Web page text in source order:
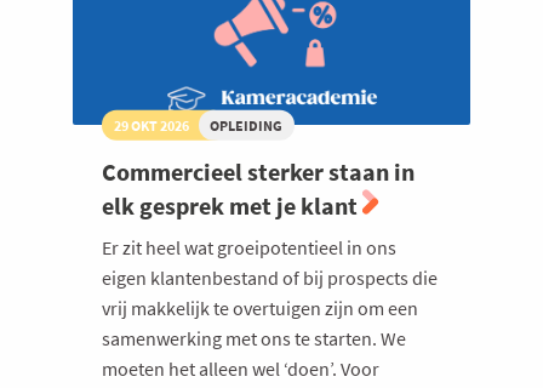
29 OKT 2026 OPLEIDING
Commercieel sterker staan in
elk gesprek met je klant
Er zit heel wat groeipotentieel in ons
eigen klantenbestand of bij prospects die
vrij makkelijk te overtuigen zijn om een
samenwerking met ons te starten. We
moeten het alleen wel ‘doen’. Voor